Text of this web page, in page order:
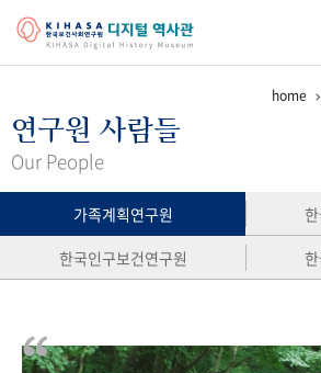
걸어온 길 기관 변천사
연구 역사
정책과 연구 키워드로 보는 연구 역사
간행물 변천사
기록물 아카이브
home
연구원 사람들
Our People
가족계획연구원
한국인구보건연구원